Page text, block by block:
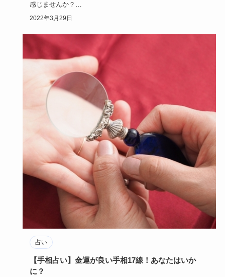
感じませんか？
今回は、福岡で有名な占い師のご紹介をいたします。
2022年3月29日
占い
【手相占い】金運が良い手相17線！あなたはいか
に？